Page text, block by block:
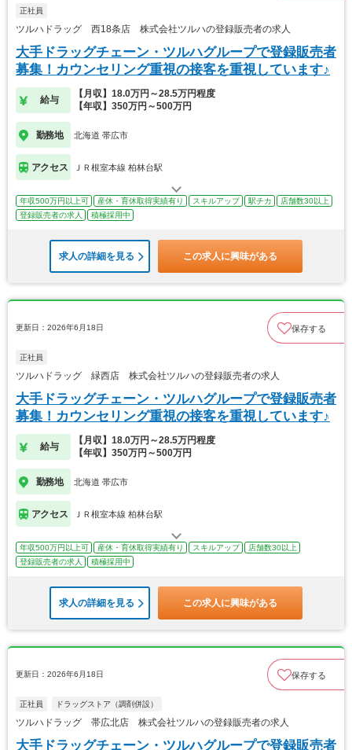
正社員
ツルハドラッグ 西18条店 株式会社ツルハの登録販売者の求人
大手ドラッグチェーン・ツルハグループで登録販売者
募集！カウンセリング重視の接客を重視しています♪
給与
【月収】18.0万円～28.5万円程度
【年収】350万円～500万円
勤務地 北海道 帯広市
アクセス ＪＲ根室本線 柏林台駅
年収500万円以上可 産休・育休取得実績有り スキルアップ 駅チカ
店舗数30以上
登録販売者の求人
積極採用中
求人の詳細を見る この求人に興味がある
更新日：2026年6月18日 保存する
正社員
ツルハドラッグ 緑西店 株式会社ツルハの登録販売者の求人
大手ドラッグチェーン・ツルハグループで登録販売者
募集！カウンセリング重視の接客を重視しています♪
給与
【月収】18.0万円～28.5万円程度
【年収】350万円～500万円
勤務地 北海道 帯広市
アクセス ＪＲ根室本線 柏林台駅
年収500万円以上可 産休・育休取得実績有り スキルアップ
店舗数30以上
登録販売者の求人
積極採用中
求人の詳細を見る この求人に興味がある
更新日：2026年6月18日 保存する
正社員 ドラッグストア（調剤併設）
ツルハドラッグ 帯広北店 株式会社ツルハの登録販売者の求人
大手ドラッグチェーン・ツルハグループで登録販売者